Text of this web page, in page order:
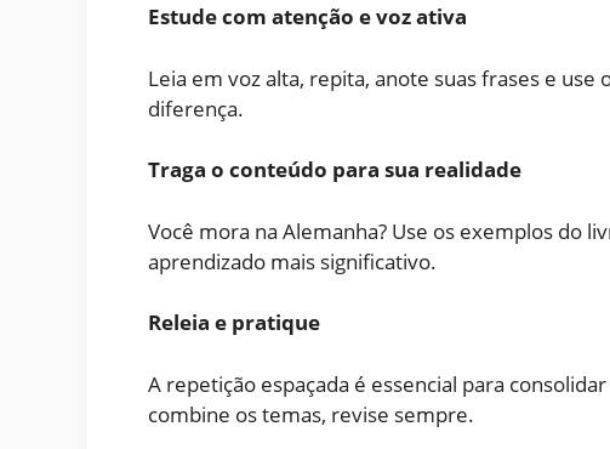
Estude com atenção e voz ativa
Leia em voz alta, repita, anote suas frases e
diferença.
Traga o conteúdo para sua realidade
Você mora na Alemanha? Use os exemplos do
aprendizado mais significativo.
Releia e pratique
A repetição espaçada é essencial para
combine os temas, revise sempre.